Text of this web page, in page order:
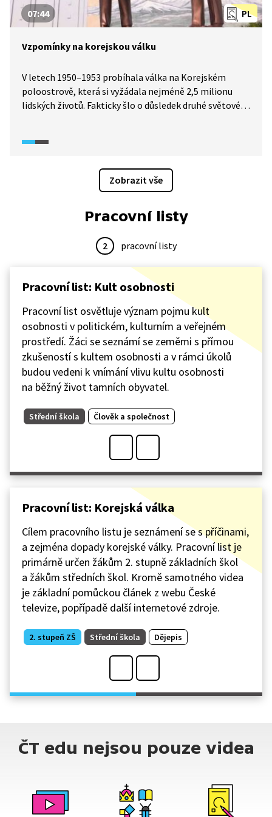
PL
07:44
Vzpomínky na korejskou válku
V letech 1950–1953 probíhala válka na Korejském
poloostrově, která si vyžádala nejméně 2,5 milionu
lidských životů. Fakticky šlo o důsledek druhé světové
To rozdělilo Korejský poloostrov napůl podél 38.
ale dodnes velmi napjaté a válka formálně stále trvá.
Severokorejská strana příměří několikrát vypověděla.
Zobrazit vše
Pracovní listy
2 pracovní listy
Pracovní list: Kult osobnosti
Pracovní list osvětluje význam pojmu kult
osobnosti v politickém, kulturním a veřejném
prostředí. Žáci se seznámí se zeměmi s přímou
zkušeností s kultem osobnosti a v rámci úkolů
budou vedeni k vnímání vlivu kultu osobnosti
na běžný život tamních obyvatel.
Střední škola Člověk a společnost
Pracovní list: Korejská válka
Cílem pracovního listu je seznámení se s příčinami,
a zejména dopady korejské války. Pracovní list je
primárně určen žákům 2. stupně základních škol
a žákům středních škol. Kromě samotného videa
je základní pomůckou článek z webu České
televize, popřípadě další internetové zdroje.
2. stupeň ZŠ Střední škola Dějepis
ČT edu nejsou pouze videa